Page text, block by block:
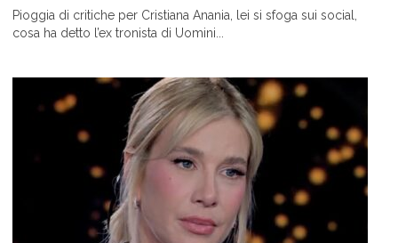
Pioggia di critiche per Cristiana Anania, lei si sfoga sui social,
cosa ha detto l’ex tronista di Uomini...